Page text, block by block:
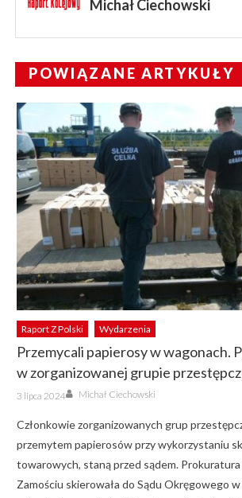
Michał Ciechowski
POWIĄZANE ARTYKUŁY
Raport Z Polski Wydarzenia
Przemycali papierosy w wagonach.
w zorganizowanej grupie
Posted
on
3 lipca 2024 Author
Michał Ciechowski
Członkowie zorganizowanych grup
przemytem papierosów przy wykorzystaniu
towarowych, staną przed sądem.
Zamościu skierowała do Sądu Okręgowego